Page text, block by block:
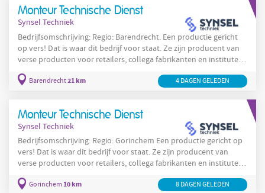
terugziet in een uiterst
Monteur Technische Dienst
Synsel Techniek
Bedrijfsomschrijving: Regio: Barendrecht. Een productie gericht
op vers! Dat is waar dit bedrijf voor staat. Ze zijn producent van
verse producten voor retailers, collega fabrikanten en instituten
Monteur Technische dagdienst
en ontvangt een
hun
Barendrecht21 km 4 DAGEN GELEDEN
Monteur Technische Dienst
Synsel Techniek
Bedrijfsomschrijving: Regio: Gorinchem Een productie gericht op
vers! Dat is waar dit bedrijf voor staat. Ze zijn producent van
verse producten voor retailers, collega fabrikanten en instituten
Monteur Technische dagdienst
en ontvangt een
Gorinchem 10 km 8 DAGEN GELEDEN